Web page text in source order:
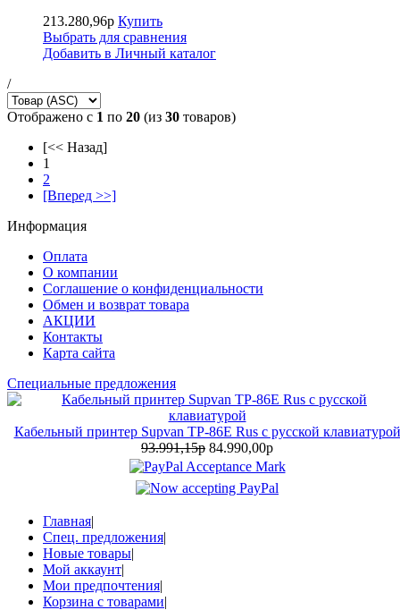
213.280,96р Купить
Выбрать для сравнения
Добавить в Личный каталог
/
Отображено с 1 по 20 (из 30 товаров)
[<< Назад]
1
2
[Вперед >>]
Информация
Оплата
О компании
Соглашение о конфиденциальности
Обмен и возврат товара
АКЦИИ
Контакты
Карта сайта
Специальные предложения
Кабельный принтер Supvan TP-86E Rus с русской клавиатурой
93.991,15р 84.990,00р
Главная|
Спец. предложения|
Новые товары|
Мой аккаунт|
Мои предпочтения|
Корзина с товарами|